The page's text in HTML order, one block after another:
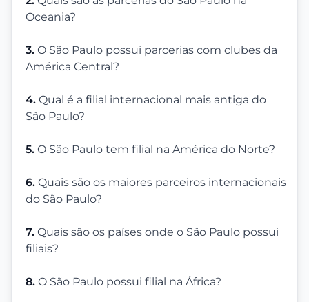
Oceania?
3. O São Paulo possui parcerias com clubes da
América Central?
4. Qual é a filial internacional mais antiga do
São Paulo?
5. O São Paulo tem filial na América do Norte?
6. Quais são os maiores parceiros internacionais
do São Paulo?
7. Quais são os países onde o São Paulo possui
filiais?
8. O São Paulo possui filial na África?